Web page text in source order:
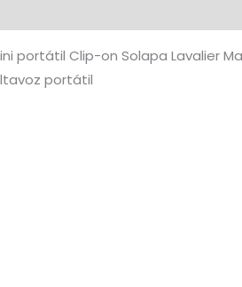
portátil Clip-on Solapa Lavalier
portátil